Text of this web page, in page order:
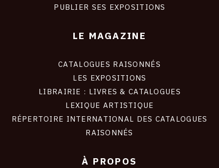
PUBLIER SES EXPOSITIONS
LE MAGAZINE
CATALOGUES RAISONNÉS
LES EXPOSITIONS
LIBRAIRIE : LIVRES & CATALOGUES
LEXIQUE ARTISTIQUE
RÉPERTOIRE INTERNATIONAL DES CATALOGUES
RAISONNÉS
À PROPOS